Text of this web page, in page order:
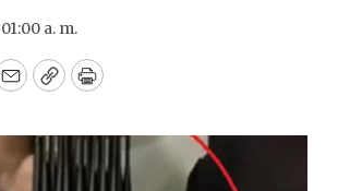
a. m.
EmailCopyPrint